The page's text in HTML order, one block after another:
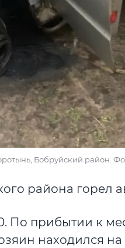
Бобруйский район.
района горел
По прибытии к
находился